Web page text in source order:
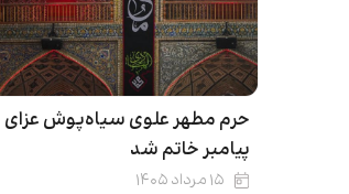
حرم مطهر علوی سیاه‌پوش عزای
پیامبر خاتم شد
۱۵ مرداد ۱۴۰۵